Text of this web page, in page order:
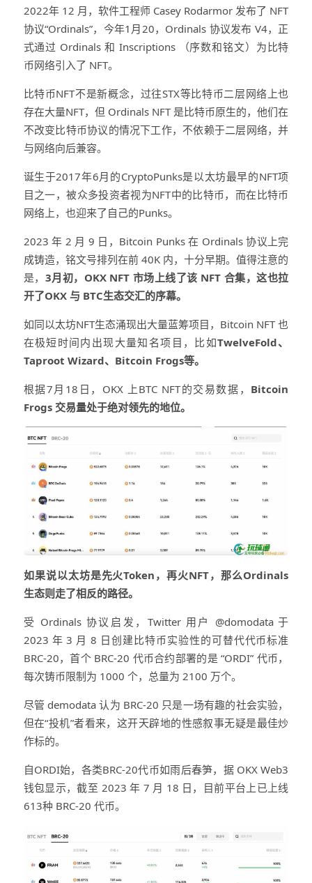
2022年 12 月，软件工程师 Casey Rodarmor 发布了 NFT
协议“Ordinals”，今年1月20，Ordinals 协议发布 V4，正
式通过 Ordinals 和 Inscriptions （序数和铭文）为比特
币网络引入了 NFT。
比特币NFT不是新概念，过往STX等比特币二层网络上也
存在大量NFT，但 Ordinals NFT 是比特币原生的，他们在
不改变比特币协议的情况下工作，不依赖于二层网络，并
与网络向后兼容。
诞生于2017年6月的CryptoPunks是以太坊最早的NFT项
目之一，被众多投资者视为NFT中的比特币，而在比特币
网络上，也迎来了自己的Punks。
2023 年 2 月 9 日，Bitcoin Punks 在 Ordinals 协议上完
成铸造，铭文号排列在前 40K 内，十分早期。值得注意的
是， 3月初，OKX NFT 市场上线了该 NFT 合集，这也拉
开了OKX 与 BTC生态交汇的序幕。
如同以太坊NFT生态涌现出大量蓝筹项目，Bitcoin NFT 也
在极短时间内出现大量知名项目，比如TwelveFold、
Taproot Wizard、Bitcoin Frogs等。
根据7月18日，OKX 上BTC NFT的交易数据， Bitcoin
Frogs 交易量处于绝对领先的地位。
如果说以太坊是先火Token，再火NFT，那么Ordinals
生态则走了相反的路径。
受 Ordinals 协议启发，Twitter 用户 @domodata 于
2023 年 3 月 8 日创建比特币实验性的可替代代币标准
BRC-20，首个 BRC-20 代币合约部署的是 “ORDI” 代币，
每次铸币限制为 1000 个，总量为 2100 万个。
尽管 demodata 认为 BRC-20 只是一场有趣的社会实验，
但在“投机”者看来，这开天辟地的性感叙事无疑是最佳炒
作标的。
自ORDI始，各类BRC-20代币如雨后春笋，据 OKX Web3
钱包显示，截至 2023 年 7 月 18 日，目前平台上已上线
613种 BRC-20 代币。